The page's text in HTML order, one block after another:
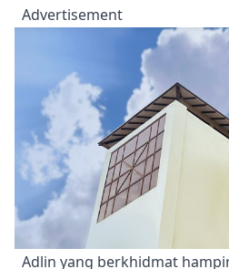
Advertisement
Adlin yang berkhidmat